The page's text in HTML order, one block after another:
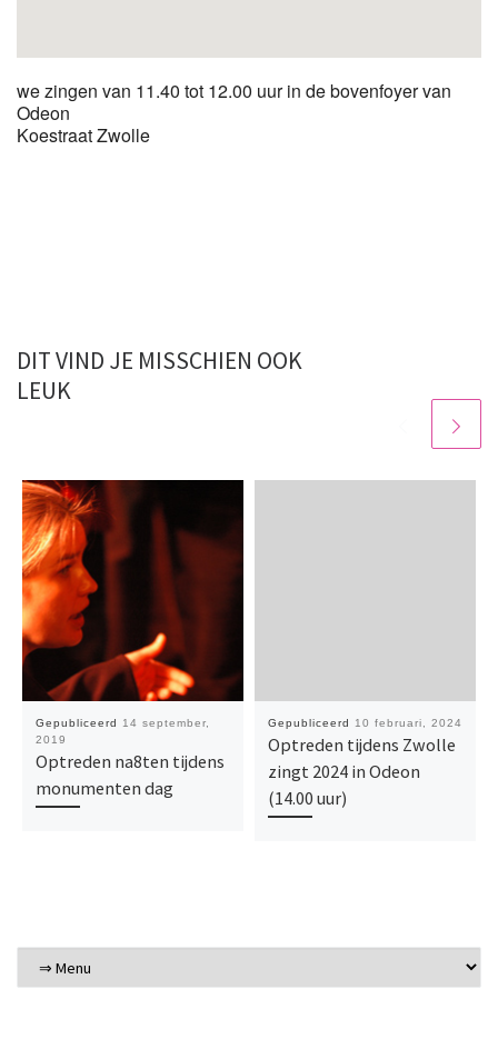
we zingen van 11.40 tot 12.00 uur in de bovenfoyer van
Odeon
Koestraat Zwolle
DIT VIND JE MISSCHIEN OOK
LEUK
Gepubliceerd
14 september,
2019
Optreden na8ten tijdens
monumenten dag
Gepubliceerd 10 februari, 2024
Optreden tijdens Zwolle
zingt 2024 in Odeon
(14.00 uur)